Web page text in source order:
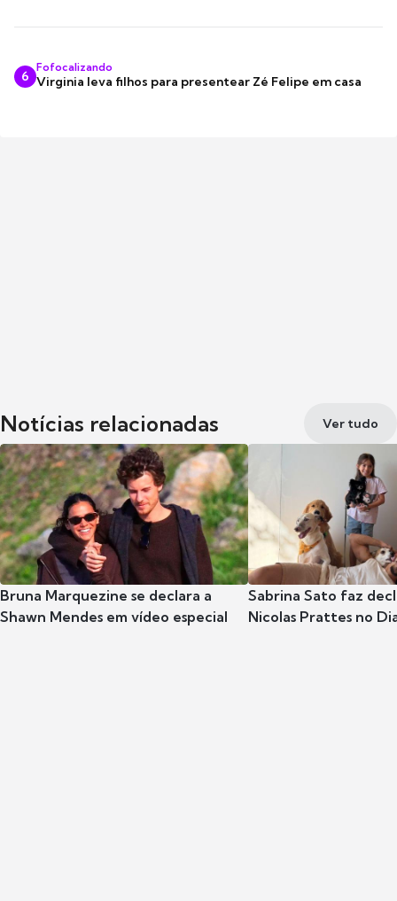
6
Fofocalizando
Virginia leva filhos para presentear Zé Felipe em casa
Notícias relacionadas Ver tudo
Bruna Marquezine se declara a
Shawn Mendes em vídeo especial
Sabrina Sato faz
Nicolas Prattes no